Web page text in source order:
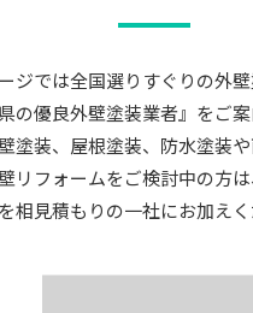
ジでは全国選りすぐりの外
の優良外壁塗装業者』をご案
塗装、屋根塗装、防水塗装
リフォームをご検討中の方
相見積もりの一社にお加えく